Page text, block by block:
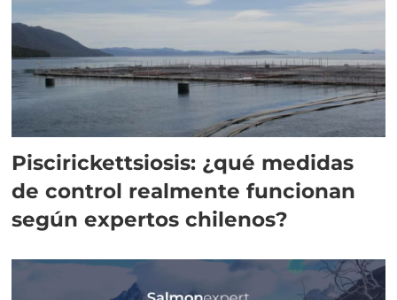
Piscirickettsiosis: ¿qué medidas
de control realmente funcionan
según expertos chilenos?